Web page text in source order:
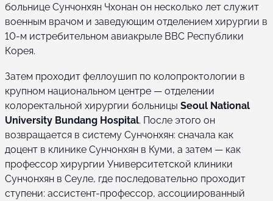
больнице Сунчонхян Чхонан он несколько лет служит
военным врачом и заведующим отделением хирургии в
10-м истребительном авиакрыле ВВС Республики
Корея.
Затем проходит феллоушип по колопроктологии в
крупном национальном центре — отделении
колоректальной хирургии больницы Seoul National
University Bundang Hospital. После этого он
возвращается в систему Сунчонхян: сначала как
доцент в клинике Сунчонхян в Куми, а затем — как
профессор хирургии Университетской клиники
Сунчонхян в Сеуле, где последовательно проходит
ступени: ассистент-профессор, ассоциированный